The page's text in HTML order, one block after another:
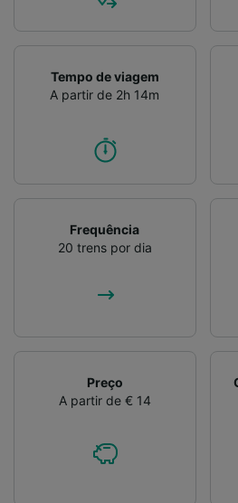
Tempo de viagem
A partir de 2h 14m
Frequência
20 trens por dia
Preço
A partir de € 14
Verificar ativamente as
dispositivo para
acessar informações em
Publicidade e conteúdo
medição de publicidade e
de público e
Lista de parceiros